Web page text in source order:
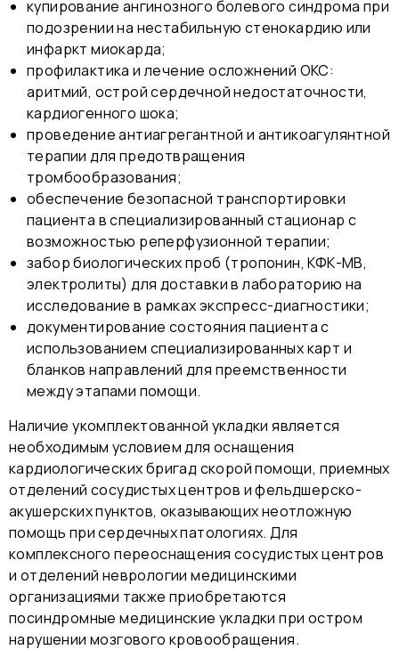
купирование ангинозного болевого синдрома при
подозрении на нестабильную стенокардию или
инфаркт миокарда;
профилактика и лечение осложнений ОКС:
аритмий, острой сердечной недостаточности,
кардиогенного шока;
проведение антиагрегантной и антикоагулянтной
терапии для предотвращения
тромбообразования;
обеспечение безопасной транспортировки
пациента в специализированный стационар с
возможностью реперфузионной терапии;
забор биологических проб (тропонин, КФК-МВ,
электролиты) для доставки в лабораторию на
исследование в рамках экспресс-диагностики;
документирование состояния пациента с
использованием специализированных карт и
бланков направлений для преемственности
между этапами помощи.
Наличие укомплектованной укладки является
необходимым условием для оснащения
кардиологических бригад скорой помощи, приемных
отделений сосудистых центров и фельдшерско-
акушерских пунктов, оказывающих неотложную
помощь при сердечных патологиях. Для
комплексного переоснащения сосудистых центров
и отделений неврологии медицинскими
организациями также приобретаются
посиндромные медицинские укладки при остром
нарушении мозгового кровообращения.